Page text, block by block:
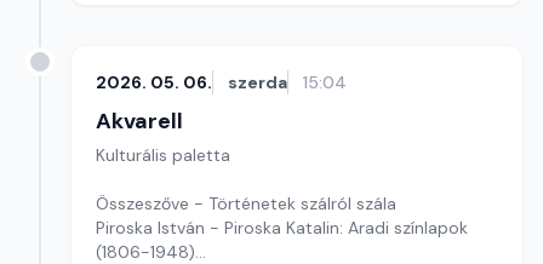
2026. 05. 06. szerda 15:04
Akvarell
Kulturális paletta
Összeszőve - Történetek szálról szála
Piroska István - Piroska Katalin: Aradi színlapok
(1806-1948)